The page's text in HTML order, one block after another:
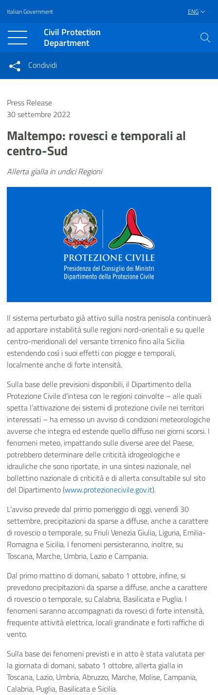
Vai al contenuto principale
Raggiungi il piè di pagina
Italian Government ENG
Civil Protection
Department
Condividi su Facebook
Condividi su LinkedIn
Condividi
Condividi sui social network
Press Release
30 settembre 2022
Maltempo: rovesci e temporali al
centro-Sud
Allerta gialla in undici Regioni
Il sistema perturbato già attivo sulla nostra penisola continuerà
ad apportare instabilità sulle regioni nord-orientali e su quelle
centro-meridionali del versante tirrenico fino alla Sicilia
estendendo così i suoi effetti con piogge e temporali,
localmente anche di forte intensità.
Sulla base delle previsioni disponibili, il Dipartimento della
Protezione Civile d’intesa con le regioni coinvolte – alle quali
spetta l’attivazione dei sistemi di protezione civile nei territori
interessati – ha emesso un avviso di condizioni meteorologiche
avverse che integra ed estende quello diffuso nei giorni scorsi. I
fenomeni meteo, impattando sulle diverse aree del Paese,
potrebbero determinare delle criticità idrogeologiche e
idrauliche che sono riportate, in una sintesi nazionale, nel
bollettino nazionale di criticità e di allerta consultabile sul sito
del Dipartimento (www.protezionecivile.gov.it).
L’avviso prevede dal primo pomeriggio di oggi, venerdì 30
settembre, precipitazioni da sparse a diffuse, anche a carattere
di rovescio o temporale, su Friuli Venezia Giulia, Liguria, Emilia-
Romagna e Sicilia. I fenomeni persisteranno, inoltre, su
Toscana, Marche, Umbria, Lazio e Campania.
Dal primo mattino di domani, sabato 1 ottobre, infine, si
prevedono precipitazioni da sparse a diffuse, anche a carattere
di rovescio o temporale, su Calabria, Basilicata e Puglia. I
fenomeni saranno accompagnati da rovesci di forte intensità,
frequente attività elettrica, locali grandinate e forti raffiche di
vento.
Sulla base dei fenomeni previsti e in atto è stata valutata per
la giornata di domani, sabato 1 ottobre, allerta gialla in
Toscana, Lazio, Umbria, Abruzzo, Marche, Molise, Campania,
Calabria, Puglia, Basilicata e Sicilia.